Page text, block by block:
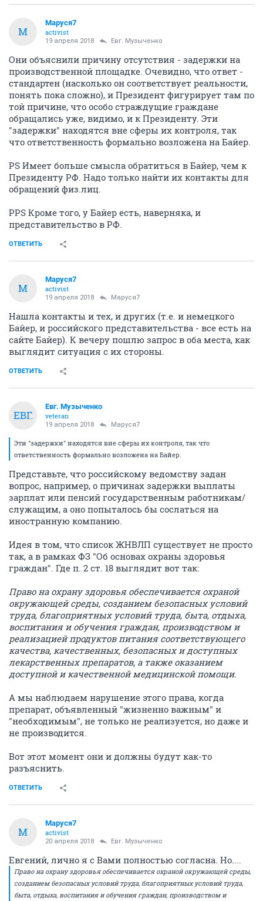
М
Маруся7
activist
19 апреля 2018 Евг. Музыченко
Они объяснили причину отсутствия - задержки на
производственной площадке. Очевидно, что ответ -
стандартен (насколько он соответствует реальности,
понять пока сложно), и Президент фигурирует там по
той причине, что особо страждущие граждане
обращались уже, видимо, и к Президенту. Эти
"задержки" находятся вне сферы их контроля, так
что ответственность формально возложена на Байер.
PS Имеет больше смысла обратиться в Байер, чем к
Президенту РФ. Надо только найти их контакты для
обращений физ.лиц.
PPS Кроме того, у Байер есть, наверняка, и
представительство в РФ.
ОТВЕТИТЬ
М
Маруся7
activist
19 апреля 2018 Маруся7
Нашла контакты и тех, и других (т.е. и немецкого
Байер, и российского представительства - все есть на
сайте Байер). К вечеру пошлю запрос в оба места, как
выглядит ситуация с их стороны.
ОТВЕТИТЬ
ЕВГ.
Евг. Музыченко
veteran
19 апреля 2018 Маруся7
Эти "задержки" находятся вне сферы их контроля, так что
ответственность формально возложена на Байер.
Представьте, что российскому ведомству задан
вопрос, например, о причинах задержки выплаты
зарплат или пенсий государственным работникам/
служащим, а оно попыталось бы сослаться на
иностранную компанию.
Идея в том, что список ЖНВЛП существует не просто
так, а в рамках ФЗ "Об основах охраны здоровья
граждан". Где п. 2 ст. 18 выглядит вот так:
Право на охрану здоровья обеспечивается охраной
окружающей среды, созданием безопасных условий
труда, благоприятных условий труда, быта, отдыха,
воспитания и обучения граждан, производством и
реализацией продуктов питания соответствующего
качества, качественных, безопасных и доступных
лекарственных препаратов, а также оказанием
доступной и качественной медицинской помощи.
А мы наблюдаем нарушение этого права, когда
препарат, объявленный "жизненно важным" и
"необходимым", не только не реализуется, но даже и
не производится.
Вот этот момент они и должны будут как-то
разъяснить.
ОТВЕТИТЬ
М
Маруся7
activist
20 апреля 2018 Евг. Музыченко
Евгений, лично я с Вами полностью согласна. Но....
Право на охрану здоровья обеспечивается охраной окружающей среды,
созданием безопасных условий труда, благоприятных условий труда,
быта, отдыха, воспитания и обучения граждан, производством и